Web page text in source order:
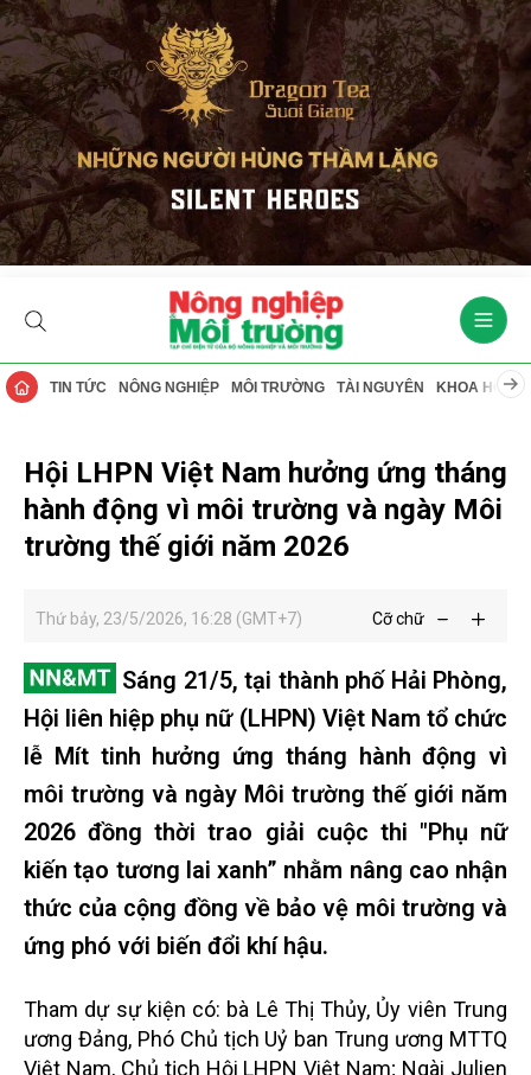
TIN TỨC NÔNG NGHIỆP MÔI TRƯỜNG TÀI NGUYÊN KHOA HỌC
Hội LHPN Việt Nam hưởng ứng tháng
hành động vì môi trường và ngày Môi
trường thế giới năm 2026
Thứ bảy, 23/5/2026, 16:28 (GMT+7) Cỡ chữ
Sáng 21/5, tại thành phố Hải Phòng,
Hội liên hiệp phụ nữ (LHPN) Việt Nam tổ chức
lễ Mít tinh hưởng ứng tháng hành động vì
môi trường và ngày Môi trường thế giới năm
2026 đồng thời trao giải cuộc thi "Phụ nữ
kiến tạo tương lai xanh” nhằm nâng cao nhận
thức của cộng đồng về bảo vệ môi trường và
ứng phó với biến đổi khí hậu.
Tham dự sự kiện có: bà Lê Thị Thủy, Ủy viên Trung
ương Đảng, Phó Chủ tịch Uỷ ban Trung ương MTTQ
Việt Nam, Chủ tịch Hội LHPN Việt Nam; Ngài Julien